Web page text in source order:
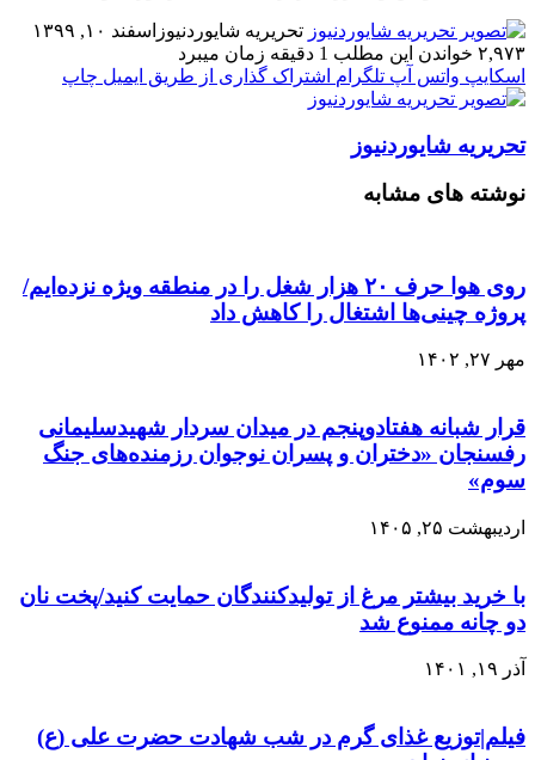
تحریریه شایوردنیوز اسفند ۱۰, ۱۳۹۹
۲,۹۷۳ خواندن این مطلب 1 دقیقه زمان میبرد
اسکایپ واتس آپ تلگرام اشتراک گذاری از طریق ایمیل چاپ
تحریریه شایوردنیوز
نوشته های مشابه
روی هوا حرف ۲۰ هزار شغل را در منطقه ویژه نزده‌ایم/
پروژه چینی‌ها اشتغال را کاهش داد
مهر ۲۷, ۱۴۰۲
قرار شبانه هفتادو‌پنجم در میدان سردار شهیدسلیمانی
رفسنجان «دختران و پسران نوجوان رزمنده‌های جنگ
سوم»
اردیبهشت ۲۵, ۱۴۰۵
با خرید بیشتر مرغ از تولیدکنندگان حمایت کنید/پخت نان
دو چانه ممنوع شد
آذر ۱۹, ۱۴۰۱
فیلم‌|توزیع غذای گرم در شب شهادت حضرت علی (ع)